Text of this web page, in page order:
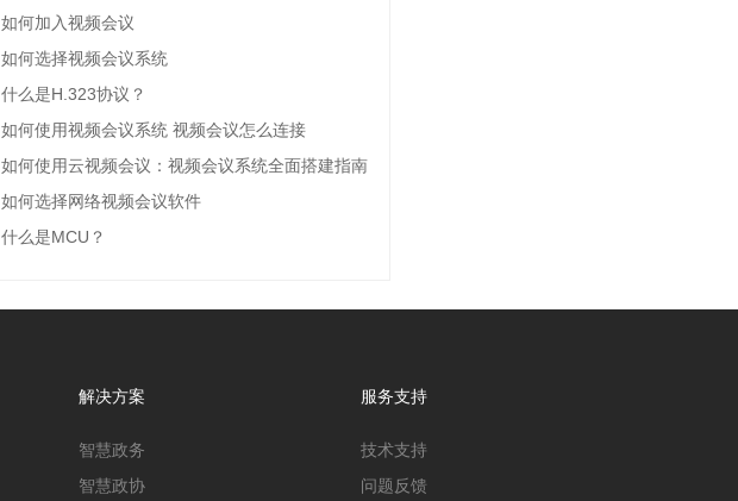
如何加入视频会议
如何选择视频会议系统
什么是H.323协议？
如何使用视频会议系统 视频会议怎么连接
如何使用云视频会议：视频会议系统全面搭建指南
如何选择网络视频会议软件
什么是MCU？
解决方案
智慧政务
智慧政协
服务支持
技术支持
问题反馈